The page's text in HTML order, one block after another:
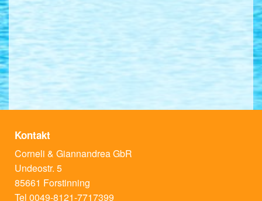
Kontakt
Corneli & Giannandrea GbR
Undeostr. 5
85661 Forstinning
Tel 0049-8121-7717399